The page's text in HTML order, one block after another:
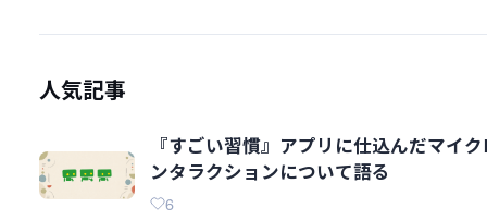
人気記事
『すごい習慣』アプリに仕込んだマイ
ンタラクションについて語る
6